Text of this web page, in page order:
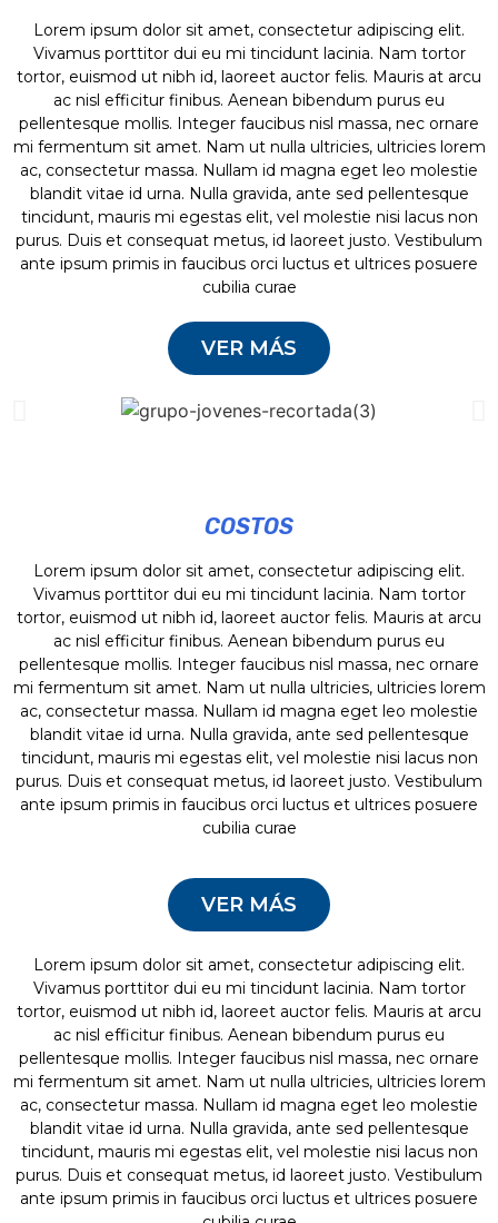
tortor, euismod ut nibh id, laoreet auctor felis. Mauris at
arcu ac nisl efficitur finibus. Aenean bibendum purus eu
pellentesque mollis. Integer faucibus nisl massa, nec
ornare mi fermentum sit amet. Nam ut nulla ultricies,
ultricies lorem ac, consectetur massa.
tortor, euismod ut nibh id, laoreet auctor felis. Mauris at
arcu ac nisl efficitur finibus. Aenean bibendum purus eu
pellentesque mollis. Integer faucibus nisl massa, nec
ornare mi fermentum sit amet. Nam ut nulla ultricies,
ultricies lorem ac, consectetur massa.
tortor, euismod ut nibh id, laoreet auctor felis. Mauris at
arcu ac nisl efficitur finibus. Aenean bibendum purus eu
pellentesque mollis. Integer faucibus nisl massa, nec
ornare mi fermentum sit amet. Nam ut nulla ultricies,
ultricies lorem ac, consectetur massa.
tortor, euismod ut nibh id, laoreet auctor felis. Mauris at
arcu ac nisl efficitur finibus. Aenean bibendum purus eu
pellentesque mollis. Integer faucibus nisl massa, nec
ornare mi fermentum sit amet. Nam ut nulla ultricies,
ultricies lorem ac, consectetur massa.
Lorem ipsum dolor sit amet, consectetur adipiscing elit.
Vivamus porttitor dui eu mi tincidunt lacinia. Nam tortor
tortor, euismod ut nibh id, laoreet auctor felis. Mauris at arcu
ac nisl efficitur finibus. Aenean bibendum purus eu
pellentesque mollis. Integer faucibus nisl massa, nec ornare
mi fermentum sit amet. Nam ut nulla ultricies, ultricies lorem
ac, consectetur massa. Nullam id magna eget leo molestie
blandit vitae id urna. Nulla gravida, ante sed pellentesque
tincidunt, mauris mi egestas elit, vel molestie nisi lacus non
purus. Duis et consequat metus, id laoreet justo. Vestibulum
ante ipsum primis in faucibus orci luctus et ultrices posuere
cubilia curae
VER MÁS
COSTOS
Lorem ipsum dolor sit amet, consectetur adipiscing elit.
Vivamus porttitor dui eu mi tincidunt lacinia. Nam tortor
tortor, euismod ut nibh id, laoreet auctor felis. Mauris at arcu
ac nisl efficitur finibus. Aenean bibendum purus eu
pellentesque mollis. Integer faucibus nisl massa, nec ornare
mi fermentum sit amet. Nam ut nulla ultricies, ultricies lorem
ac, consectetur massa. Nullam id magna eget leo molestie
blandit vitae id urna. Nulla gravida, ante sed pellentesque
tincidunt, mauris mi egestas elit, vel molestie nisi lacus non
purus. Duis et consequat metus, id laoreet justo. Vestibulum
ante ipsum primis in faucibus orci luctus et ultrices posuere
cubilia curae
VER MÁS
Lorem ipsum dolor sit amet, consectetur adipiscing elit.
Vivamus porttitor dui eu mi tincidunt lacinia. Nam tortor
tortor, euismod ut nibh id, laoreet auctor felis. Mauris at arcu
ac nisl efficitur finibus. Aenean bibendum purus eu
pellentesque mollis. Integer faucibus nisl massa, nec ornare
mi fermentum sit amet. Nam ut nulla ultricies, ultricies lorem
ac, consectetur massa. Nullam id magna eget leo molestie
blandit vitae id urna. Nulla gravida, ante sed pellentesque
tincidunt, mauris mi egestas elit, vel molestie nisi lacus non
purus. Duis et consequat metus, id laoreet justo. Vestibulum
ante ipsum primis in faucibus orci luctus et ultrices posuere